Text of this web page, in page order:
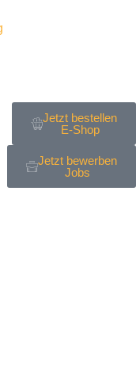
Jetzt bestellen
E-Shop
Jetzt bewerben
Jobs